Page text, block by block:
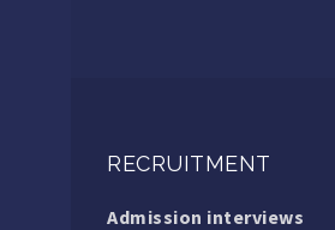
RECRUITMENT
Admission interviews